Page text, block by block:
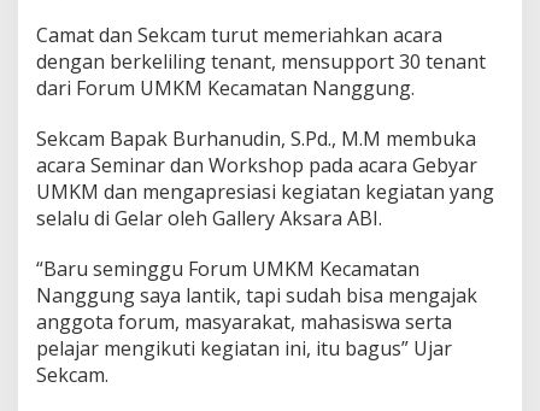
Camat dan Sekcam turut memeriahkan acara
dengan berkeliling tenant, mensupport 30 tenant
dari Forum UMKM Kecamatan Nanggung.
Sekcam Bapak Burhanudin, S.Pd., M.M membuka
acara Seminar dan Workshop pada acara Gebyar
UMKM dan mengapresiasi kegiatan kegiatan yang
selalu di Gelar oleh Gallery Aksara ABI.
“Baru seminggu Forum UMKM Kecamatan
Nanggung saya lantik, tapi sudah bisa mengajak
anggota forum, masyarakat, mahasiswa serta
pelajar mengikuti kegiatan ini, itu bagus” Ujar
Sekcam.